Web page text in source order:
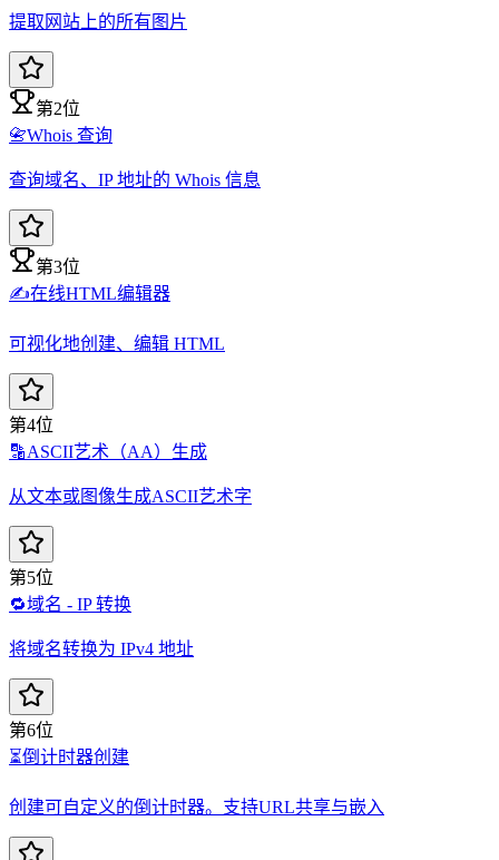
提取网站上的所有图片
第2位
📇Whois 查询
查询域名、IP 地址的 Whois 信息
第3位
✍️在线HTML编辑器
可视化地创建、编辑 HTML
第4位
🔡ASCII艺术（AA）生成
从文本或图像生成ASCII艺术字
第5位
🔁域名 - IP 转换
将域名转换为 IPv4 地址
第6位
⏳倒计时器创建
创建可自定义的倒计时器。支持URL共享与嵌入